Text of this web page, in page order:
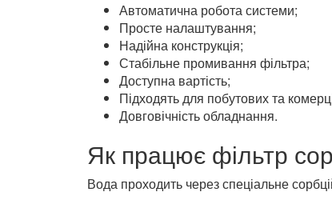
Автоматична робота системи;
Просте налаштування;
Надійна конструкція;
Стабільне промивання фільтра;
Доступна вартість;
Підходять для побутових та
Довговічність обладнання.
Як працює фільтр
Вода проходить через спеціальне